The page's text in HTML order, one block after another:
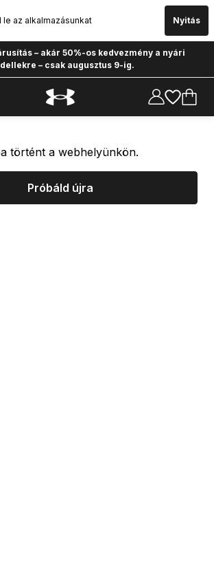
le az alkalmazásunkat Nyitás
– akár 50%-os kedvezmény a nyári
– csak augusztus 9-ig.
történt a webhelyünkön.
Próbáld újra